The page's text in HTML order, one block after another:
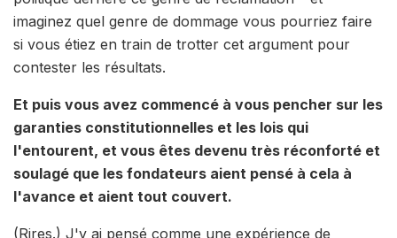
imaginez quel genre de dommage vous pourriez faire
si vous étiez en train de trotter cet argument pour
contester les résultats.
Et puis vous avez commencé à vous pencher sur les
garanties constitutionnelles et les lois qui
l'entourent, et vous êtes devenu très réconforté et
soulagé que les fondateurs aient pensé à cela à
l'avance et aient tout couvert.
(Rires.) J'y ai pensé comme une expérience de